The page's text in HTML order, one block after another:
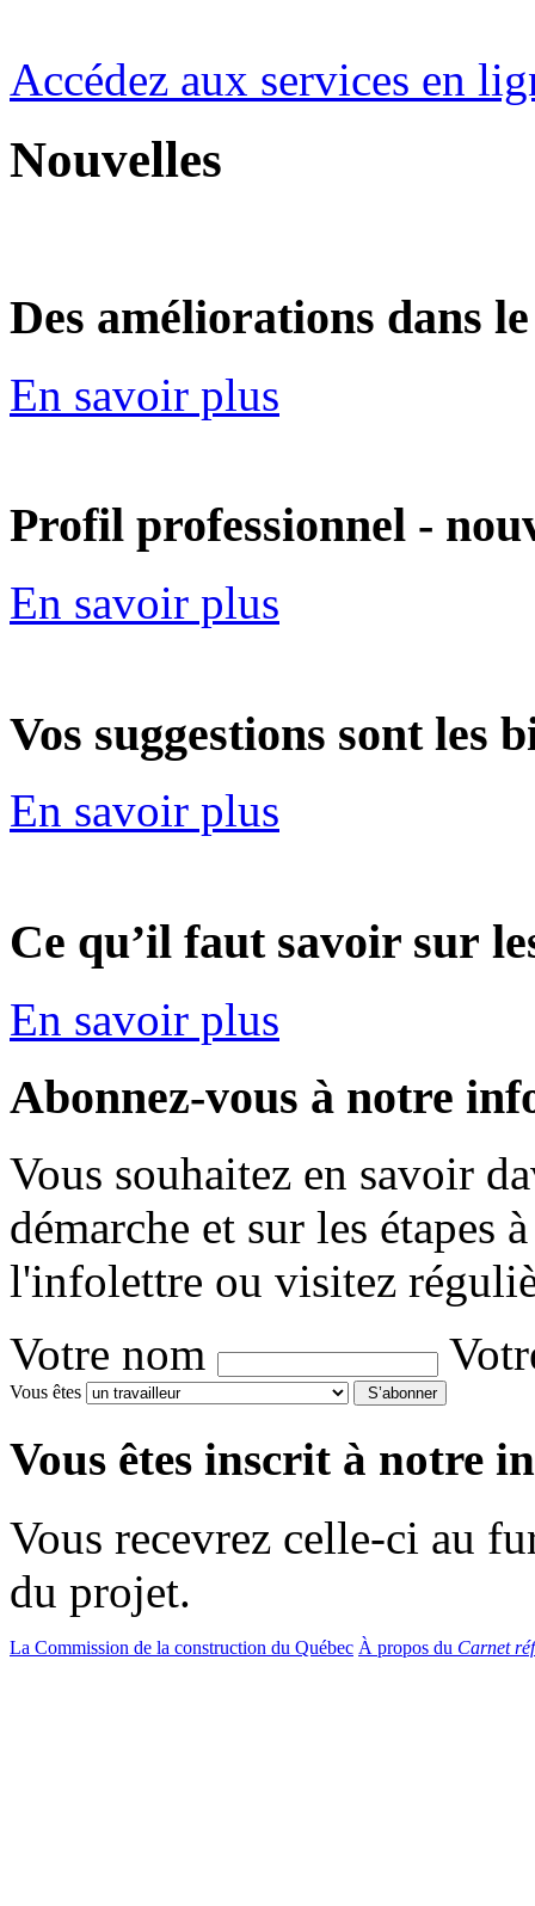
Accédez aux services en
Nouvelles
Des améliorations dans
En savoir plus
Profil professionnel -
En savoir plus
Vos suggestions sont les
En savoir plus
Ce qu’il faut savoir sur
En savoir plus
Abonnez-vous à notre
Vous souhaitez en savoir
démarche et sur les étapes
l'infolettre ou visitez
Votre nom
Vous êtes S’abonner
Vous êtes inscrit à notre
Vous recevrez celle-ci au
du projet.
La Commission de la construction du Québec À propos du Carnet